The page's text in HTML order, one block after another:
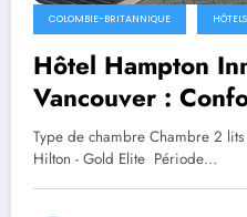
COLOMBIE-BRITANNIQUE HÔTELS
Hôtel Hampton
Vancouver :
Ville
Type de chambre Chambre 2
Hilton - Gold Elite Période…